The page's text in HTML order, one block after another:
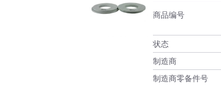
商品编号
状态
制造商
制造商零备件号